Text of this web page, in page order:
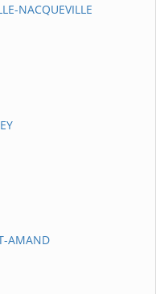
NACQUEVILLE
AMAND